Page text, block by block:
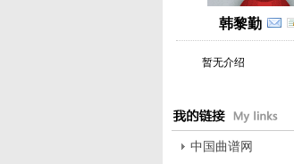
韩黎勤
暂无介绍
中国曲谱网